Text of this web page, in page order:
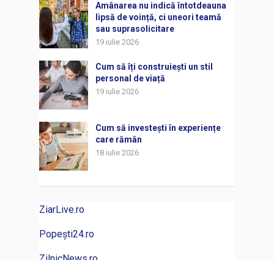
Amânarea nu indică întotdeauna
lipsă de voință, ci uneori teamă
sau suprasolicitare
19 iulie 2026
Cum să îți construiești un stil
personal de viață
19 iulie 2026
Cum să investești în experiențe
care rămân
18 iulie 2026
ZiarLive.ro
Popești24.ro